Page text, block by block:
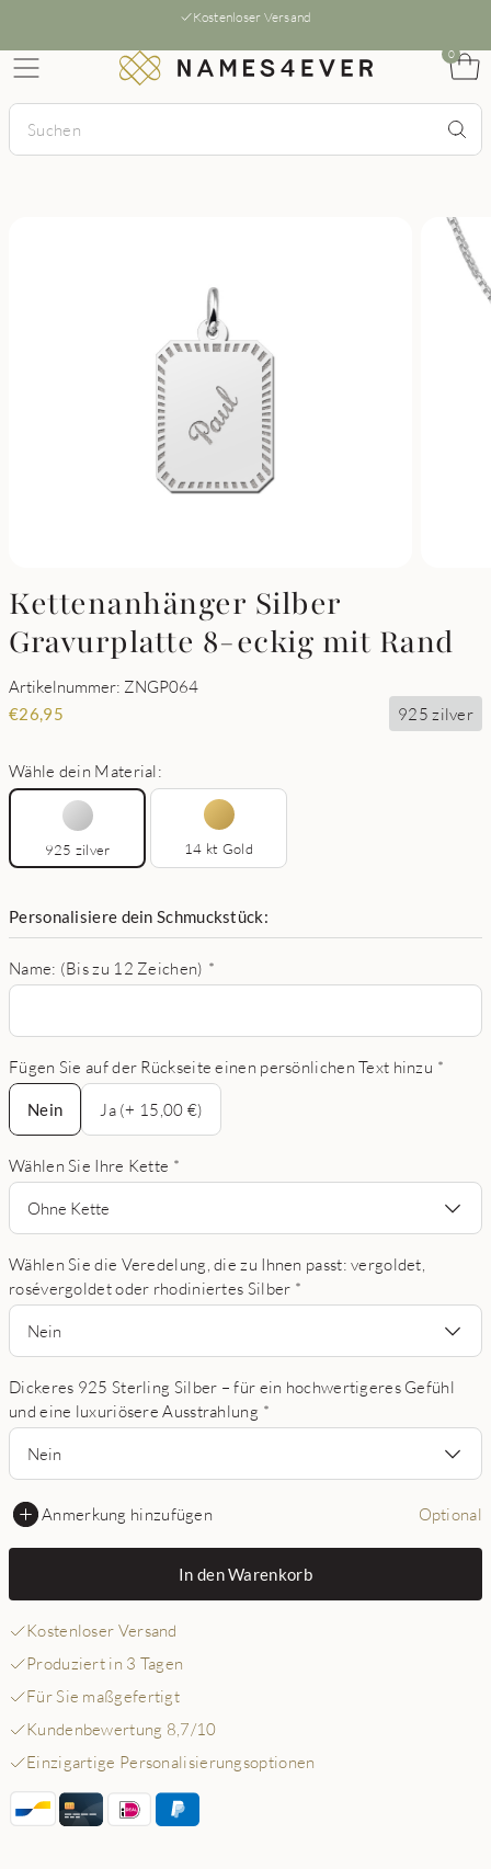
Kostenloser Versand
0
Kettenanhänger Silber
Gravurplatte 8-eckig mit Rand
Artikelnummer: ZNGP064
€26,95 925 zilver
Wähle dein Material:
925 zilver 14 kt Gold
Personalisiere dein Schmuckstück:
Name: (Bis zu 12 Zeichen) *
Fügen Sie auf der Rückseite einen persönlichen Text hinzu *
Nein
Nein
Ja (+ 15,00 €)
Wählen Sie Ihre Kette *
Ohne Kette
Wählen Sie die Veredelung, die zu Ihnen passt: vergoldet,
rosévergoldet oder rhodiniertes Silber *
Nein
Dickeres 925 Sterling Silber – für ein hochwertigeres Gefühl
und eine luxuriösere Ausstrahlung *
Nein
Anmerkung hinzufügen Optional
In den Warenkorb
Kostenloser Versand
Produziert in 3 Tagen
Für Sie maßgefertigt
Kundenbewertung 8,7/10
Einzigartige Personalisierungsoptionen